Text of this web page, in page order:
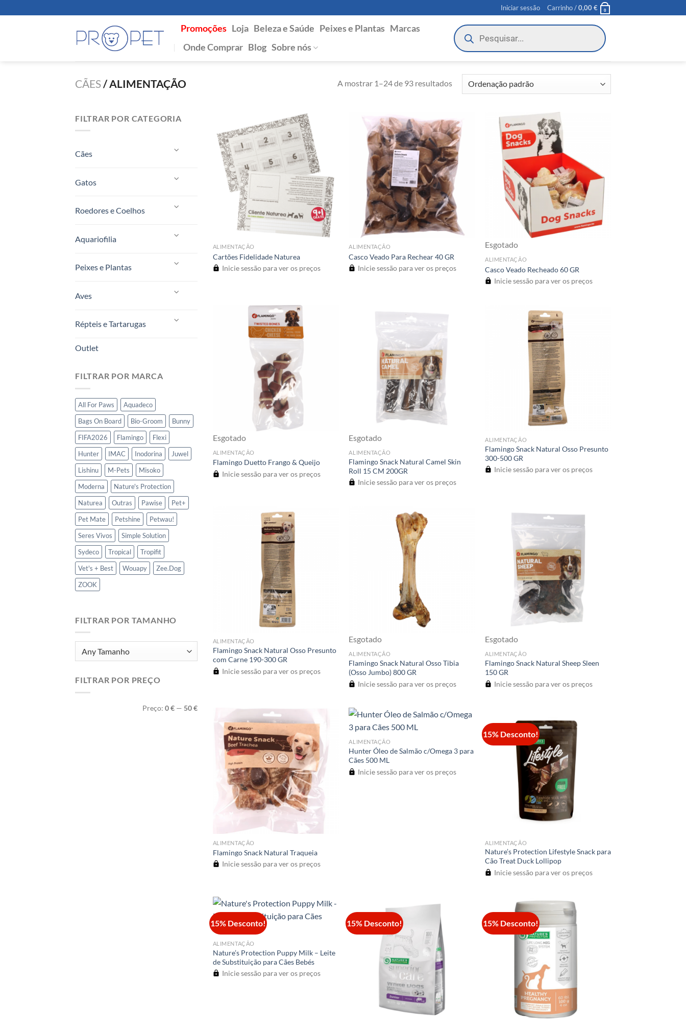
to
Iniciar sessão Carrinho /0,00€ 0
Promoções Loja Beleza e Saúde Peixes e Plantas Marcas
Onde Comprar Blog Sobre nós
Products
search
CÃES/ALIMENTAÇÃO A mostrar 1–24 de 93 resultados
FILTRAR POR CATEGORIA
Cães
Gatos
Roedores e Coelhos
Aquariofilia
Peixes e Plantas
Aves
Répteis e Tartarugas
Outlet
FILTRAR POR MARCA
All For Paws
Aquadeco
Bags On Board
Bio-Groom
Bunny
FIFA2026
Flamingo
Flexi
Hunter
IMAC Inodorina
Juwel
Lishinu
M-Pets
Misoko
Moderna
Nature's Protection
Naturea
Outras Pawise
Pet+
Pet Mate
Petshine
Petwau!
Seres Vivos
Simple Solution
Sydeco
Tropical
Tropifit
Vet's + Best
Wouapy
Zee.Dog
ZOOK
FILTRAR POR TAMANHO
FILTRAR POR PREÇO
Preço: 0 € — 50 €
ALIMENTAÇÃO
Cartões Fidelidade Naturea
Inicie sessão para ver os preços
ALIMENTAÇÃO
Casco Veado Para Rechear 40 GR
Inicie sessão para ver os preços
Esgotado
ALIMENTAÇÃO
Casco Veado Recheado 60 GR
Inicie sessão para ver os preços
Esgotado
ALIMENTAÇÃO
Flamingo Duetto Frango & Queijo
Inicie sessão para ver os preços
Esgotado
ALIMENTAÇÃO
Flamingo Snack Natural Camel Skin
Roll 15 CM 200GR
Inicie sessão para ver os preços
ALIMENTAÇÃO
Flamingo Snack Natural Osso Presunto
300-500 GR
Inicie sessão para ver os preços
ALIMENTAÇÃO
Flamingo Snack Natural Osso Presunto
com Carne 190-300 GR
Inicie sessão para ver os preços
Esgotado
ALIMENTAÇÃO
Flamingo Snack Natural Osso Tibia
(Osso Jumbo) 800 GR
Inicie sessão para ver os preços
Esgotado
ALIMENTAÇÃO
Flamingo Snack Natural Sheep Sleen
150 GR
Inicie sessão para ver os preços
ALIMENTAÇÃO
Flamingo Snack Natural Traqueia
Inicie sessão para ver os preços
ALIMENTAÇÃO
Hunter Óleo de Salmão c/Omega 3 para
Cães 500 ML
Inicie sessão para ver os preços
15% Desconto!
ALIMENTAÇÃO
Nature’s Protection Lifestyle Snack para
Cão Treat Duck Lollipop
Inicie sessão para ver os preços
15% Desconto!
ALIMENTAÇÃO
Nature’s Protection Puppy Milk – Leite
de Substituição para Cães Bebés
Inicie sessão para ver os preços
15% Desconto! 15% Desconto!